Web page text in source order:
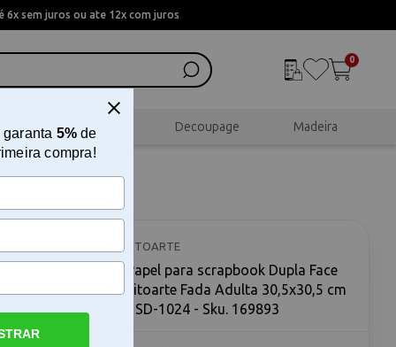
6x sem juros ou ate 12x com juros
0
Scrapbook Decoupage Madeira
Litoarte
LITOARTE
Papel para scrapbook Dupla Face
Litoarte Fada Adulta 30,5x30,5 cm
- SD-1024 - Sku. 169893
garanta 5%de
compra!